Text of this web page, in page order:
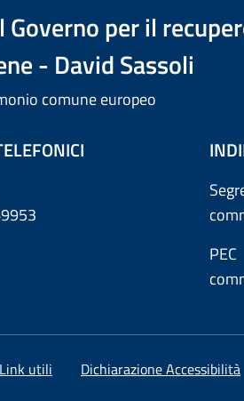
per il
- David Sassoli
comune europeo
PEC
Link utili Dichiarazione Accessibilità